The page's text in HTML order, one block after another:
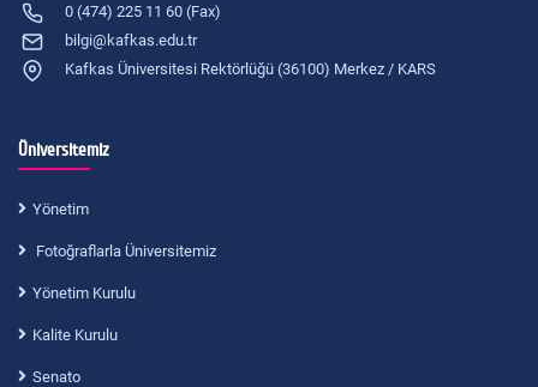
0 (474) 225 11 60 (Fax)
bilgi@kafkas.edu.tr
Kafkas Üniversitesi Rektörlüğü (36100) Merkez / KARS
Üniversitemiz
Yönetim
Fotoğraflarla Üniversitemiz
Yönetim Kurulu
Kalite Kurulu
Senato